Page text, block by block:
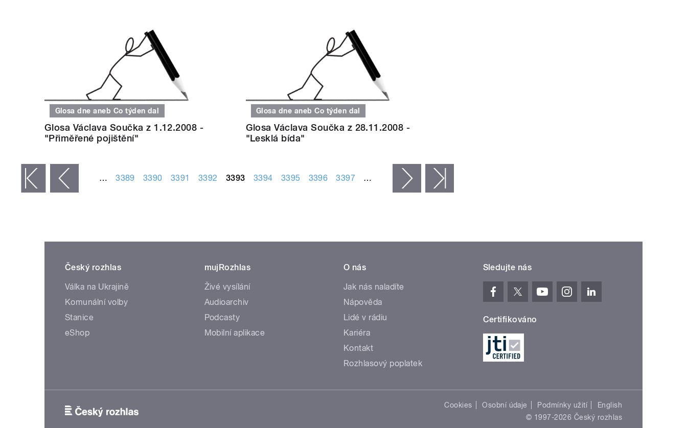
Glosa dne aneb Co týden dal
Glosa Václava Součka z 1.12.2008 -
"Přiměřené pojištění"
Glosa dne aneb Co týden dal
Glosa Václava Součka z 28.11.2008 -
"Lesklá bída"
‹ předchozí … 3389 3390 3391 3392 3393 3394 3395 3396 3397 … následující ›
Český rozhlas
Válka na Ukrajině
Komunální volby
Stanice
eShop
mujRozhlas
Živé vysílání
Audioarchiv
Podcasty
Mobilní aplikace
O nás
Jak nás naladíte
Nápověda
Lidé v rádiu
Kariéra
Kontakt
Rozhlasový poplatek
Sledujte nás
Certifikováno
Cookies Osobní údaje Podmínky užití
English
© 1997-2026 Český rozhlas